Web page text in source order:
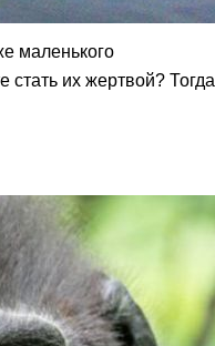
маленького
стать их жертвой? Тогда